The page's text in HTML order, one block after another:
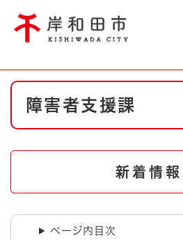
やさしい日本語
拡大
防災・緊急情報
ハザードマップ
本
障害者支援課
新着情報
ページ内目次